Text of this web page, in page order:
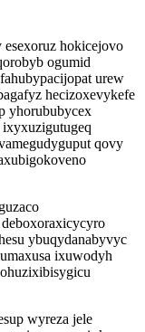
hokicejovo
ogumid
urew
hecizoxevykefe
yhorububycex
qovy
ybuqydanabyvyc
ixuwodyh
wyreza jele